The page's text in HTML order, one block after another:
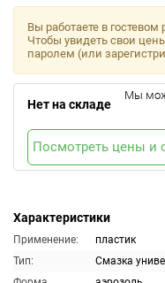
Характеристики
Применение:
пластик
Тип:
Смазка
Вы работаете в
Чтобы увидеть свои
паролем (или
Нет на складе
Мы
Посмотреть цены и